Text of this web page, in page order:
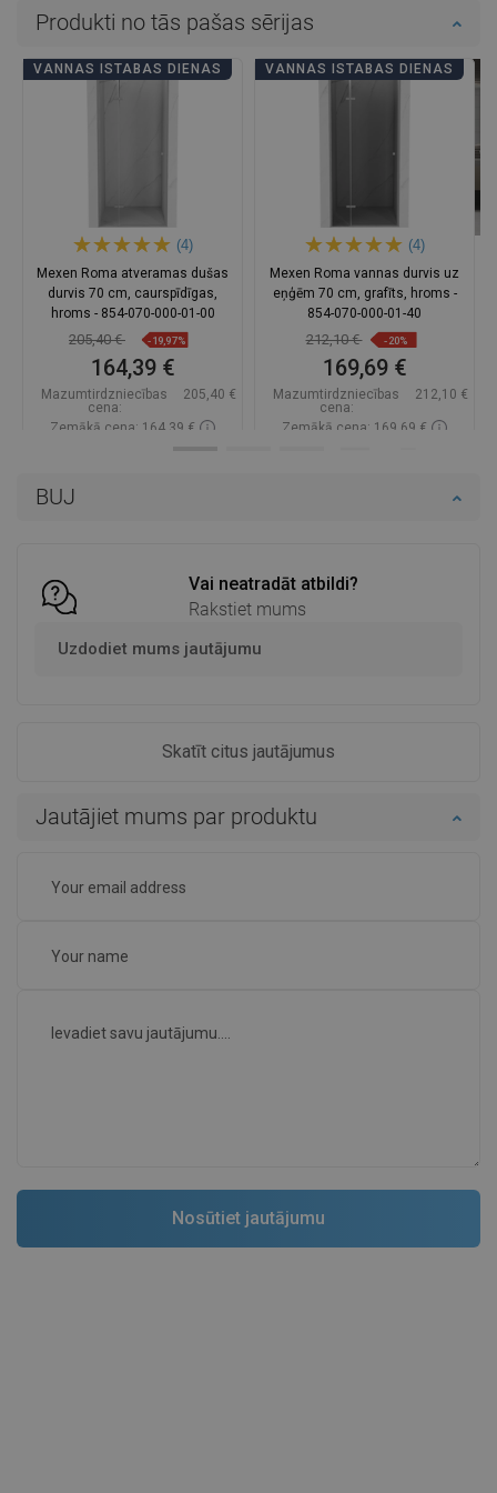
BUJ
Vai neatradāt atbildi?
Rakstiet mums
Uzdodiet mums jautājumu
Skatīt citus jautājumus
Jautājiet mums par produktu
Produkti no tās pašas sērijas
VANNAS ISTABAS DIENAS
(4)
Mexen Roma atveramas dušas
durvis 70 cm, caurspīdīgas,
hroms - 854-070-000-01-00
205,40 € -19,97%
164,39 €
Mazumtirdzniecības
cena:
205,40 €
Zemākā cena: 164,39 €
VANNAS ISTABAS DIENAS
(4)
Mexen Roma vannas durvis uz
eņģēm 70 cm, grafīts, hroms -
854-070-000-01-40
212,10 € -20%
169,69 €
Mazumtirdzniecības
cena:
212,10 €
Zemākā cena: 169,69 €